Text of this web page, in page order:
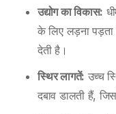
उद्योग का विकास:
के लिए लड़ना पड़ता
देती है।
स्थिर लागतें: उच्च
दबाव डालती हैं,